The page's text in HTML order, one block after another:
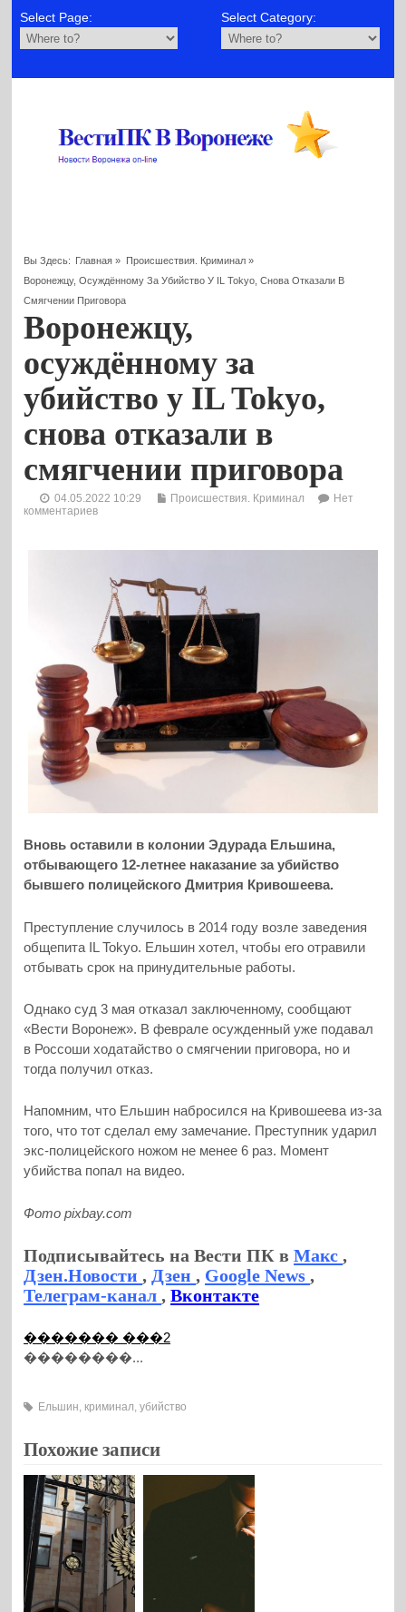
Select Page: Select Category:
Вы Здесь: Главная » Происшествия. Криминал»
Воронежцу, Осуждённому За Убийство У IL Tokyo, Снова Отказали В
Смягчении Приговора
Воронежцу,
осуждённому за
убийство у IL Tokyo,
снова отказали в
смягчении приговора
04.05.2022 10:29 Происшествия. Криминал
Нет
комментариев
Вновь оставили в колонии Эдурада Ельшина,
отбывающего 12-летнее наказание за убийство
бывшего полицейского Дмитрия Кривошеева.
Преступление случилось в 2014 году возле заведения
общепита IL Tokyo. Ельшин хотел, чтобы его отравили
отбывать срок на принудительные работы.
Однако суд 3 мая отказал заключенному, сообщают
«Вести Воронеж». В феврале осужденный уже подавал
в Россоши ходатайство о смягчении приговора, но и
тогда получил отказ.
Напомним, что Ельшин набросился на Кривошеева из-за
того, что тот сделал ему замечание. Преступник ударил
экс-полицейского ножом не менее 6 раз. Момент
убийства попал на видео.
Фото pixbay.com
Подписывайтесь на Вести ПК вМакс,
Дзен.Новости, Дзен, Google News,
Телеграм-канал,Вконтакте
������� ���2
��������...
Ельшин, криминал,убийство
Похожие записи